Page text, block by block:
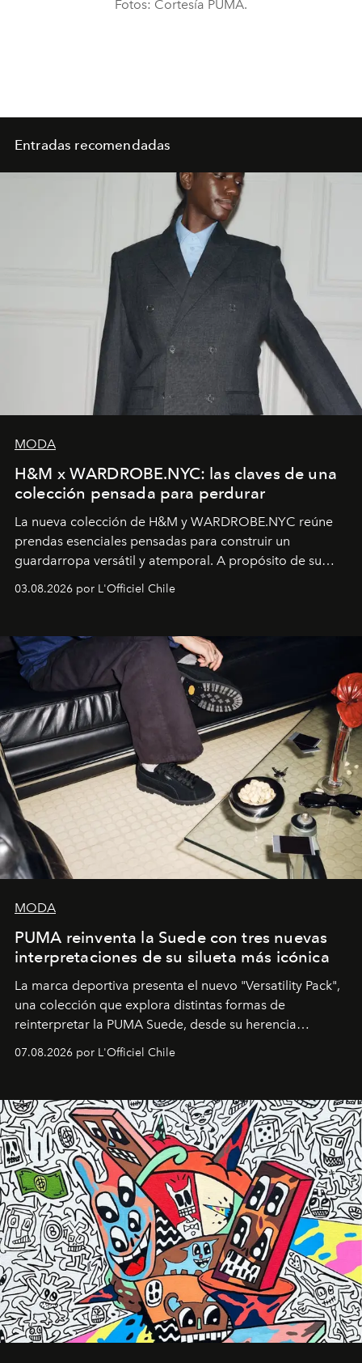
Fotos: Cortesía PUMA.
Entradas recomendadas
MODA
H&M x WARDROBE.NYC: las claves de una
colección pensada para perdurar
La nueva colección de H&M y WARDROBE.NYC reúne
prendas esenciales pensadas para construir un
guardarropa versátil y atemporal. A propósito de su
lanzamiento, los fundadores de la firma neoyorquina y
la asesora creativa y jefa de diseño global de la marca
y la filosofía detrás de la propuesta.
03.08.2026 por L'Officiel Chile
MODA
PUMA reinventa la Suede con tres nuevas
interpretaciones de su silueta más icónica
La marca deportiva presenta el nuevo "Versatility Pack",
una colección que explora distintas formas de
reinterpretar la PUMA Suede, desde su herencia
deportiva hasta una mirada moderna inspirada en el
diseño y el universo outdoor.
07.08.2026 por L'Officiel Chile